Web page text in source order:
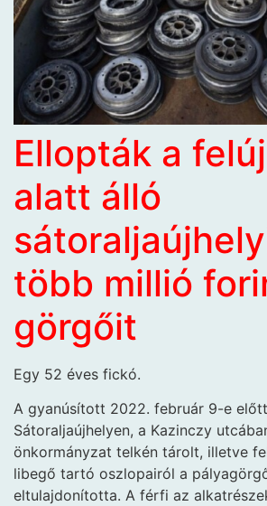
Ellopták a
alatt álló
több millió
görgőit
Egy 52 éves fickó.
A gyanúsított 2022. február 9-e előtt
Sátoraljaújhelyen, a Kazinczy
önkormányzat telkén tárolt, illetve
libegő tartó oszlopairól a
eltulajdonította. A férfi az